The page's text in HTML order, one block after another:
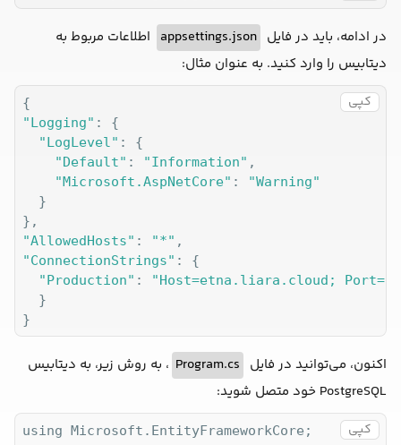
در ادامه، باید در فایل appsettings.json اطلاعات مربوط به
دیتابیس را وارد کنید. به عنوان مثال:
کپی
"Logging" : {
"LogLevel" : {
"Default" : "Information" ,
"Microsoft.AspNetCore" :
"Warning"
  }
"AllowedHosts" : "*"
"ConnectionStrings" : {
"Production" :
"Host=etna.liara.cloud;
  }
}
اکنون، می‌توانید در فایل Program.cs ، به روش زیر، به دیتابیس
PostgreSQL خود متصل شوید:
کپی
using Microsoft.EntityFrameworkCore;